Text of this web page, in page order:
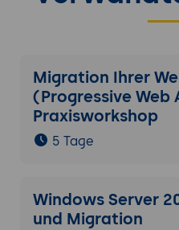
Migration Ihrer
(Progressive Web
Praxisworkshop
5 Tage
Windows Server
und Migration